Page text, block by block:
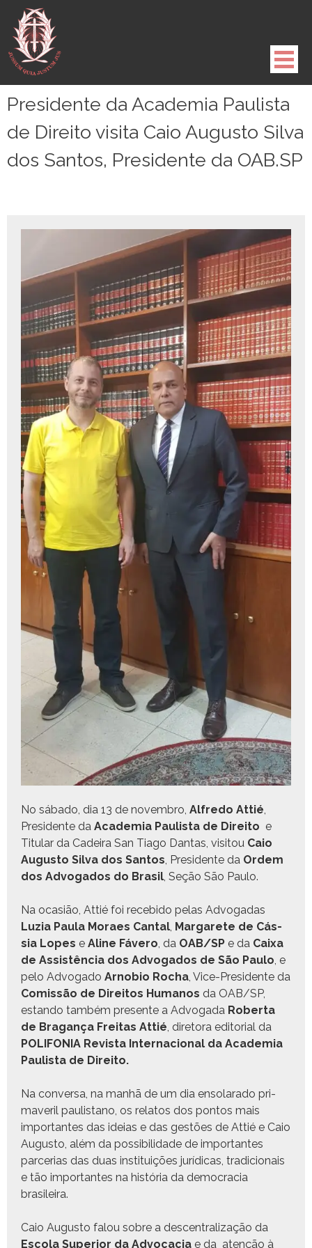
para
conteúdo
Presidente da Academia Paulista
de Direito visita Caio Augusto Silva
dos Santos, Presidente da OAB.SP
No sába­do, dia 13 de novem­bro, Alfre­do Attié,
Pres­i­dente da Acad­e­mia Paulista de Dire­ito e
Tit­u­lar da Cadeira San Tia­go Dan­tas, vis­i­tou Caio
Augus­to Sil­va dos San­tos, Pres­i­dente da Ordem
dos Advo­ga­dos do Brasil, Seção São Paulo.
Na ocasião, Attié foi rece­bido pelas Advo­gadas
Luzia Paula Moraes Can­tal, Mar­garete de Cás­
sia Lopes e Aline Fávero, da OAB/SP e da Caixa
de Assistên­cia dos Advo­ga­dos de São Paulo, e
pelo Advo­ga­do Arnobio Rocha, Vice-Pres­i­dente da
Comis­são de Dire­itos Humanos da OAB/SP,
estando tam­bém pre­sente a Advo­ga­da Rober­ta
de Bra­gança Fre­itas Attié, dire­to­ra edi­to­r­i­al da
POLIFONIA Revista Inter­na­cional da Acad­e­mia
Paulista de Direito.
Na con­ver­sa, na man­hã de um dia enso­lara­do pri­
maver­il paulis­tano, os relatos dos pon­tos mais
impor­tantes das ideias e das gestões de Attié e Caio
Augus­to, além da pos­si­bil­i­dade de impor­tantes
parce­rias das duas insti­tu­ições jurídi­cas, tradi­cionais
e tão impor­tantes na história da democ­ra­cia
brasileira.
Caio Augus­to falou sobre a descen­tral­iza­ção da
Esco­la Supe­ri­or da Advo­ca­cia e da atenção à